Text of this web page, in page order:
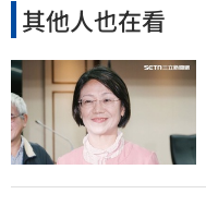
其他人也在看